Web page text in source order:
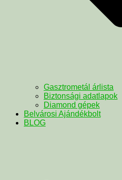
Gasztrometál árlista
Biztonsági adatlapok
Diamond gépek
Belvárosi Ajándékbolt
BLOG